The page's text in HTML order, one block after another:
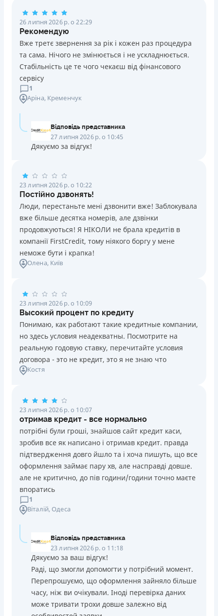
Погашення
Оплата на розрахунковий рахунок
Онлайн (через сайт або інтернет-банкінг)
Через термінали Приватбанку
Через термінали самообслуговування
Ліцензія НБУ
Ліцензія переоформлена 14.03.2024 р.
Вся інформація про кредит
ОТРИМАТИ ПОЗИКУ
26 липня 2026 р. о 22:29
Рекомендую
Вже третє звернення за рік і кожен раз процедура
та сама. Нічого не змінюється і не ускладнюється.
Стабільність це те чого чекаєш від фінансового
сервісу
1
Аріна, Кременчук
Відповідь представника
27 липня 2026 р. о 10:45
Дякуємо за відгук!
23 липня 2026 р. о 10:22
Постійно дзвонять!
Люди, перестаньте мені дзвонити вже! Заблокувала
вже більше десятка номерів, але дзвінки
продовжуються! Я НІКОЛИ не брала кредитів в
компанії FirstCredit, тому ніякого боргу у мене
неможе бути і крапка!
Олена, Київ
23 липня 2026 р. о 10:09
Высокий процент по кредиту
Понимаю, как работают такие кредитные компании,
но здесь условия неадекватны. Посмотрите на
реальную годовую ставку, перечитайте условия
договора - это не кредит, это я не знаю что
Костя
23 липня 2026 р. о 10:07
отримав кредит - все нормально
потрібні були гроші, знайшов сайт кредит каси,
зробив все як написано і отримав кредит. правда
підтвердження довго йшло та і хоча пишуть, що все
оформлення займає пару хв, але насправді довше.
але не критично, до пів години/години точно маєте
впоратись
1
Віталій, Одеса
Відповідь представника
23 липня 2026 р. о 11:18
Дякуємо за ваш відгук!
Раді, що змогли допомогти у потрібний момент.
Перепрошуємо, що оформлення зайняло більше
часу, ніж ви очікували. Іноді перевірка даних
може тривати трохи довше залежно від